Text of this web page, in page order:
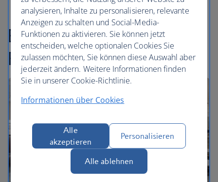
Besuchen Sie die
Flughafen-Lounge
analysieren, Inhalte zu personalisieren, relevante
Anzeigen zu schalten und Social-Media-
Funktionen zu aktivieren. Sie können jetzt
entscheiden, welche optionalen Cookies Sie
zulassen möchten, Sie können diese Auswahl aber
jederzeit ändern. Weitere Informationen finden
Sie in unserer Cookie-Richtlinie.
Informationen über Cookies
Alle
akzeptieren
Personalisieren
Alle ablehnen